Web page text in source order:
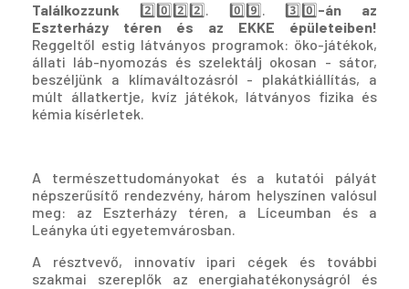
Találkozzunk 2️⃣0️⃣2️⃣2️⃣. 0️⃣9️⃣. 3️⃣0️⃣-án az
Eszterházy téren és az EKKE épületeiben!
Reggeltől estig látványos programok: öko-játékok,
állati láb-nyomozás és szelektálj okosan - sátor,
beszéljünk a klímaváltozásról - plakátkiállítás, a
múlt állatkertje, kvíz játékok, látványos fizika és
kémia kísérletek.
A természettudományokat és a kutatói pályát
népszerűsítő rendezvény, három helyszínen valósul
meg: az Eszterházy téren, a Líceumban és a
Leányka úti egyetemvárosban.
A résztvevő, innovatív ipari cégek és további
szakmai szereplők az energiahatékonyságról és